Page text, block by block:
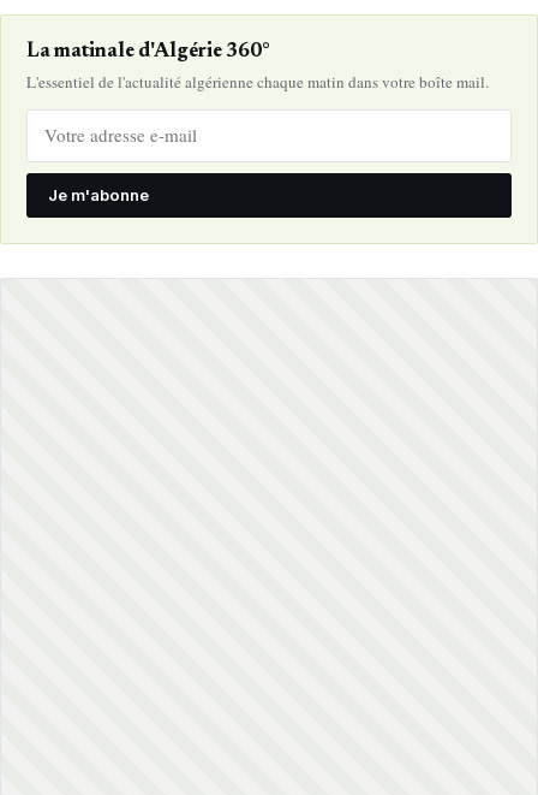
La matinale d'Algérie 360°
L'essentiel de l'actualité algérienne chaque matin dans votre boîte mail.
Je m'abonne